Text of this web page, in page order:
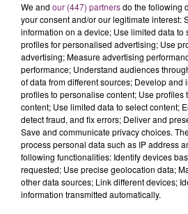
We and our (447) partnersdo the following
your consent and/or our legitimate interest:
information on a device; Use limited data to
profiles for personalised advertising; Use
advertising; Measure advertising
performance; Understand audiences
of data from different sources; Develop and
profiles to personalise content; Use profiles
content; Use limited data to select content;
detect fraud, and fix errors; Deliver and
Save and communicate privacy choices.
process personal data such as IP address
following functionalities: Identify devices
requested; Use precise geolocation data;
other data sources; Link different devices;
information transmitted automatically.